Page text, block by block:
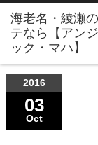
2016
03
Oct